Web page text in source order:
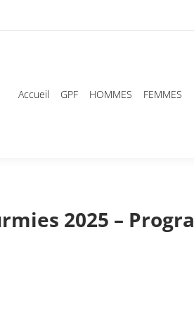
Accueil GPF HOMMES FEMMES
2025 –